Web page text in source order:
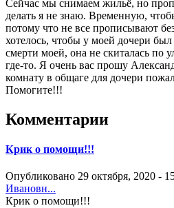
Сейчас мы снимаем жильё, но
делать я не знаю. Временную,
потому что не все прописывают
хотелось, чтобы у моей дочери
смерти моей, она не скиталась по
где-то. Я очень вас прошу
комнату в общаге для дочери
Помогите!!!
Комментарии
Крик о помощи!!!
Опубликовано 29 октября, 2020 -
Ивановн...
Крик о помощи!!!